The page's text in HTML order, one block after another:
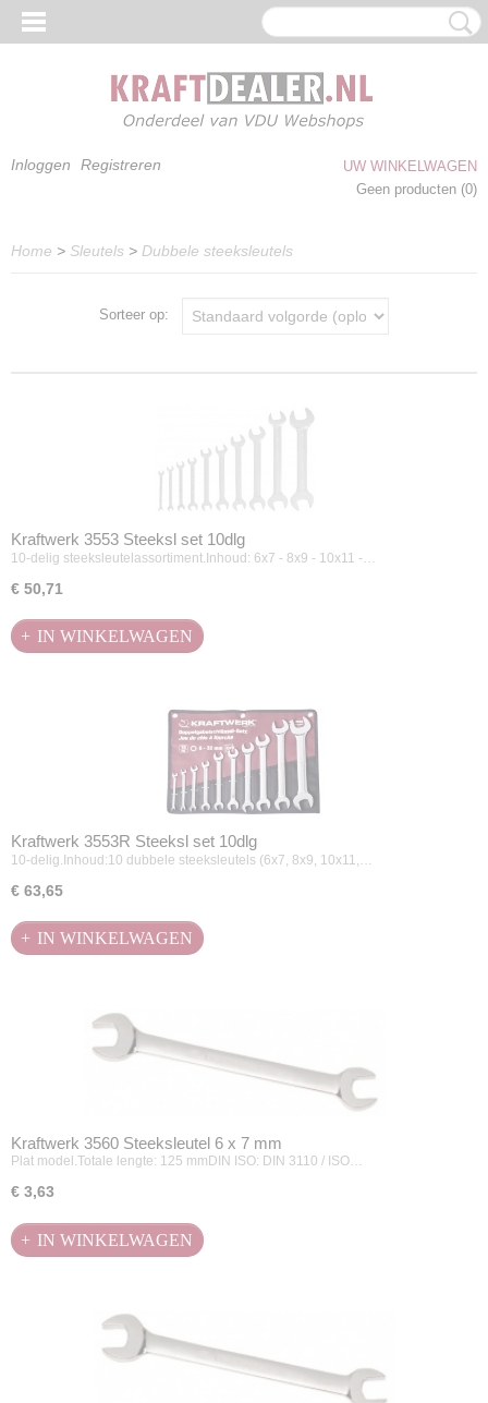
Inloggen Registreren
UW WINKELWAGEN
Geen producten (0)
Home > Sleutels > Dubbele steeksleutels
Sorteer op:
Kraftwerk 3553 Steeksl set 10dlg
10-delig steeksleutelassortiment.Inhoud: 6x7 - 8x9 - 10x11 -…
€ 50,71
IN WINKELWAGEN
Kraftwerk 3553R Steeksl set 10dlg
10-delig.Inhoud:10 dubbele steeksleutels (6x7, 8x9, 10x11,…
€ 63,65
IN WINKELWAGEN
Kraftwerk 3560 Steeksleutel 6 x 7 mm
Plat model.Totale lengte: 125 mmDIN ISO: DIN 3110 / ISO…
€ 3,63
IN WINKELWAGEN